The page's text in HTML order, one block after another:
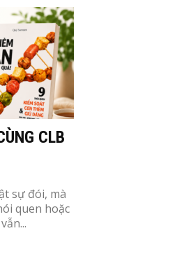
CLB
sự đói, mà
quen hoặc